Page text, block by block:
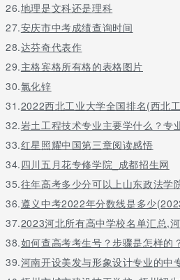
26.地理是文科还是理科
27.安庆市中考成绩查询时间
28.达芬奇代表作
29.主格宾格所有格的表格图片
30.氯化锌
31.2022西北工业大学全国排名(西北
32.岩土工程技术专业主要学什么？专
33.红星照耀中国第三章阅读感悟
34.四川五月花专修学院_成都招生网
35.往年高考多少分可以上山东政法学
36.遵义中考2022年分数线是多少
37.2023河北所有高中学校名单汇总,
38.如何查高考考生号？步骤是怎样的
39.河南开设美发与形象设计专业的中